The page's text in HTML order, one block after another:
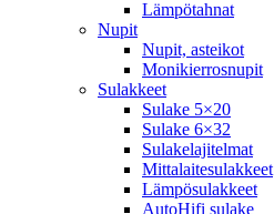
Lämpötahnat
Nupit
Nupit, asteikot
Monikierrosnupit
Sulakkeet
Sulake 5×20
Sulake 6×32
Sulakelajitelmat
Mittalaitesulakkeet
Lämpösulakkeet
AutoHifi sulake